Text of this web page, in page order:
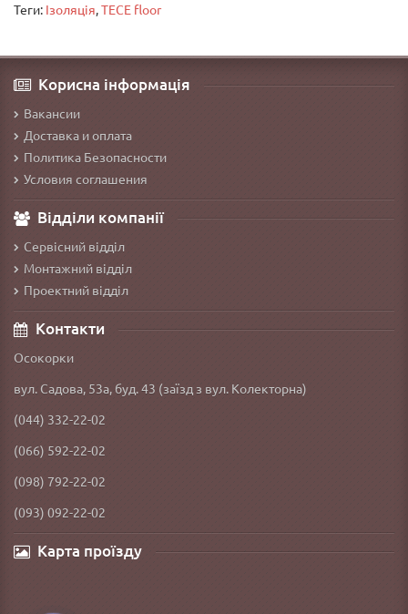
Теги: Ізоляція,TECE floor
Корисна інформація
Вакансии
Доставка и оплата
Политика Безопасности
Условия соглашения
Відділи компанії
Сервісний відділ
Монтажний відділ
Проектний відділ
Контакти
Осокорки
вул. Садова, 53а, буд. 43 (заїзд з вул. Колекторна)
(044) 332-22-02
(066) 592-22-02
(098) 792-22-02
(093) 092-22-02
Карта проїзду